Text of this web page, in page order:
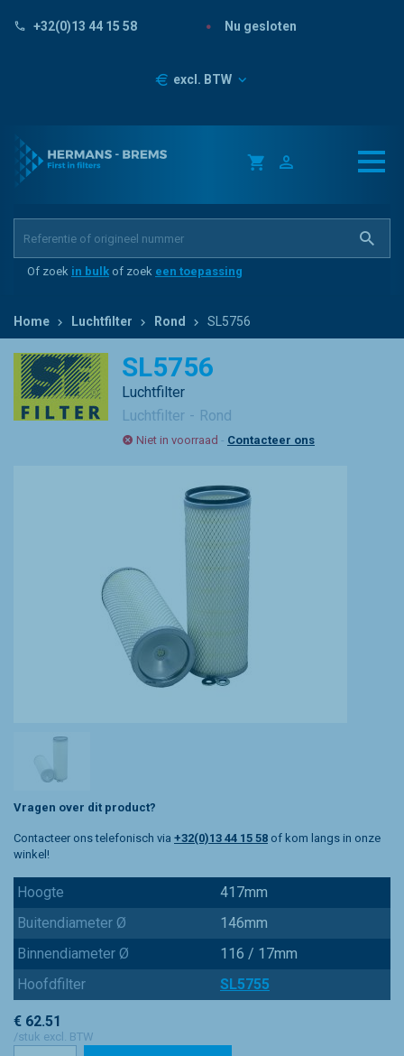
+32(0)13 44 15 58 Nu gesloten
Prijzen
excl. BTW
Of zoek in bulk of zoek een toepassing
Home Luchtfilter Rond SL5756
SL5756
Luchtfilter
Luchtfilter
Rond
Niet in voorraad - Contacteer ons
Vragen over dit product?
Contacteer ons telefonisch via +32(0)13 44 15 58 of kom langs in onze
winkel!
Hoogte
417mm
Buitendiameter Ø
146mm
Binnendiameter Ø
116 / 17mm
Hoofdfilter
SL5755
€ 62.51
/stuk excl. BTW